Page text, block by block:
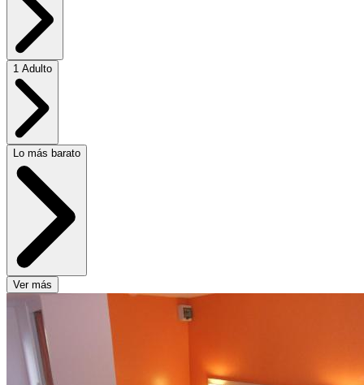
1 Adulto
Lo más barato
Ver más